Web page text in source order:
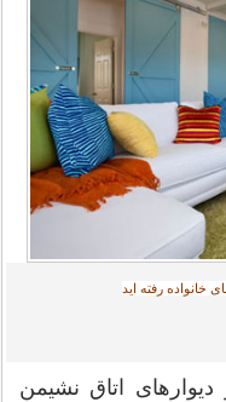
خانواده رفته اید
اتاق نشیمن